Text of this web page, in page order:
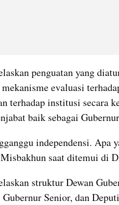
penguatan yang
evaluasi
terhadap institusi secara
baik sebagai
independensi. Apa
saat ditemui di
struktur Dewan
Gubernur Senior, dan